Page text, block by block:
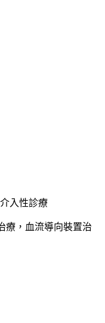
入性診療
療，血流導向裝置治